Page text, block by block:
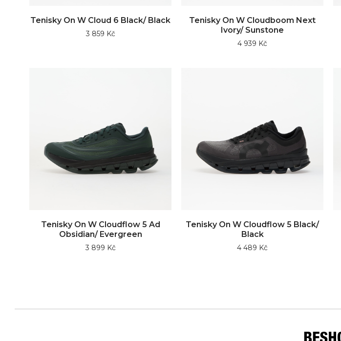
Tenisky On W Cloud 6 Black/ Black
3 859 Kč
Tenisky On W Cloudboom Next
Ivory/ Sunstone
4 939 Kč
Tenisky On W Cloudflow 5 Ad
Obsidian/ Evergreen
3 899 Kč
Tenisky On W Cloudflow 5 Black/
Black
4 489 Kč